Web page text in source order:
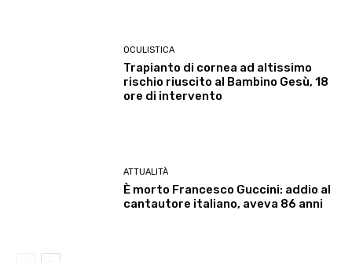
OCULISTICA
Trapianto di cornea ad altissimo
rischio riuscito al Bambino Gesù, 18
ore di intervento
ATTUALITÀ
È morto Francesco Guccini: addio al
cantautore italiano, aveva 86 anni